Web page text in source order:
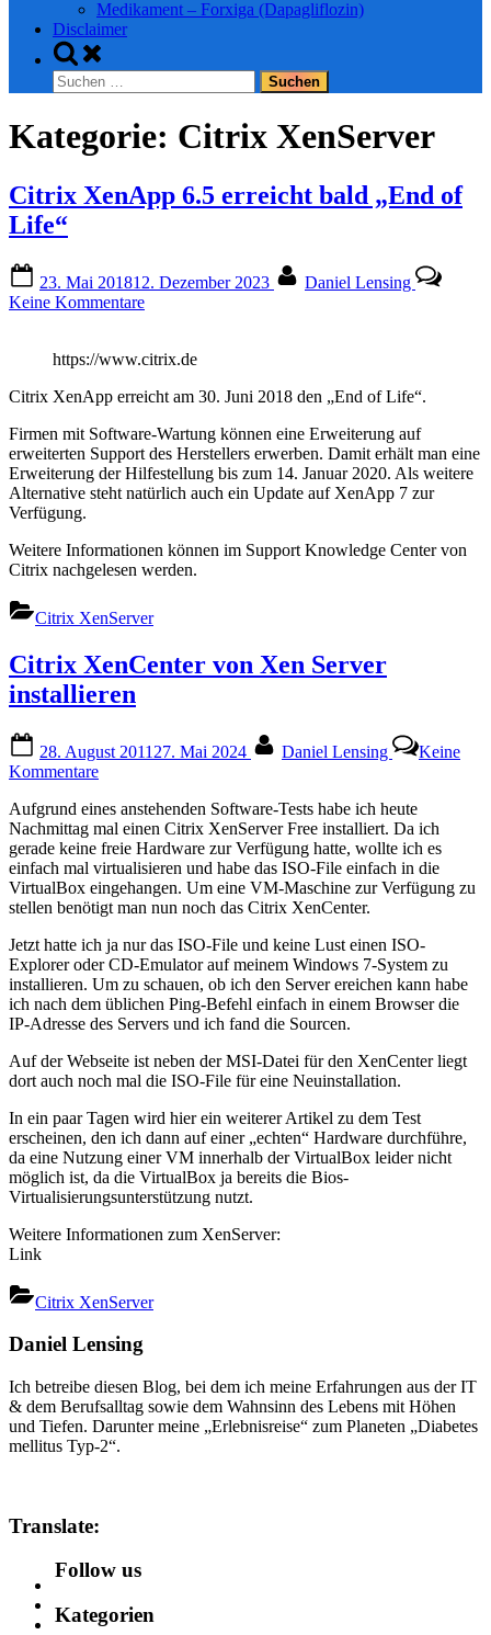
Medikament – Forxiga (Dapagliflozin)
Disclaimer
Toggle
search
form
Suchen
nach:
Kategorie: Citrix XenServer
Citrix XenApp 6.5 erreicht bald „End of
Life“
on
23. Mai 201812. Dezember 2023
Daniel Lensing
Keine Kommentarezu
6.5
bald
of
Life“
https://www.citrix.de
Citrix XenApp erreicht am 30. Juni 2018 den „End of Life“.
Firmen mit Software-Wartung können eine Erweiterung auf
erweiterten Support des Herstellers erwerben. Damit erhält man eine
Erweiterung der Hilfestellung bis zum 14. Januar 2020. Als weitere
Alternative steht natürlich auch ein Update auf XenApp 7 zur
Verfügung.
Weitere Informationen können im Support Knowledge Center von
Citrix nachgelesen werden.
Citrix XenServer
Citrix XenCenter von Xen Server
installieren
on
28. August 2011 27. Mai 2024 Daniel Lensing
Keine
Kommentarezu
XenCenter
von
Xen
Server
installieren
Aufgrund eines anstehenden Software-Tests habe ich heute
Nachmittag mal einen Citrix XenServer Free installiert. Da ich
gerade keine freie Hardware zur Verfügung hatte, wollte ich es
einfach mal virtualisieren und habe das ISO-File einfach in die
VirtualBox eingehangen. Um eine VM-Maschine zur Verfügung zu
stellen benötigt man nun noch das Citrix XenCenter.
Jetzt hatte ich ja nur das ISO-File und keine Lust einen ISO-
Explorer oder CD-Emulator auf meinem Windows 7-System zu
installieren. Um zu schauen, ob ich den Server ereichen kann habe
ich nach dem üblichen Ping-Befehl einfach in einem Browser die
IP-Adresse des Servers und ich fand die Sourcen.
Auf der Webseite ist neben der MSI-Datei für den XenCenter liegt
dort auch noch mal die ISO-File für eine Neuinstallation.
In ein paar Tagen wird hier ein weiterer Artikel zu dem Test
erscheinen, den ich dann auf einer „echten“ Hardware durchführe,
da eine Nutzung einer VM innerhalb der VirtualBox leider nicht
möglich ist, da die VirtualBox ja bereits die Bios-
Virtualisierungsunterstützung nutzt.
Weitere Informationen zum XenServer:
Link
Citrix XenServer
Daniel Lensing
Ich betreibe diesen Blog, bei dem ich meine Erfahrungen aus der IT
& dem Berufsalltag sowie dem Wahnsinn des Lebens mit Höhen
und Tiefen. Darunter meine „Erlebnisreise“ zum Planeten „Diabetes
mellitus Typ-2“.
Translate:
Follow us
Kategorien